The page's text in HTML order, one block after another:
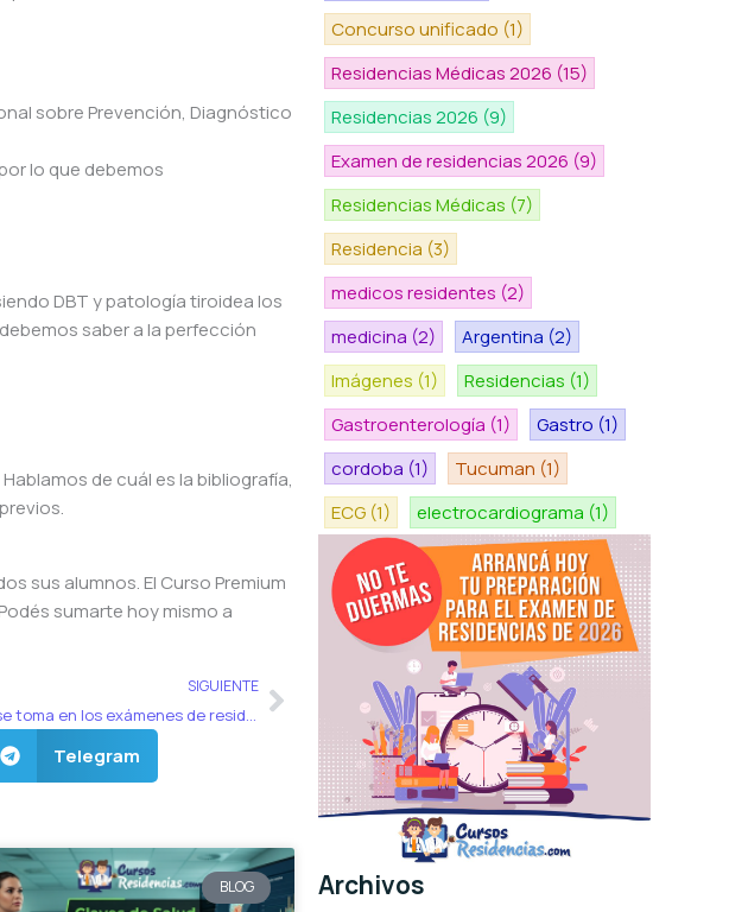
sobre Prevención, Diagnóstico
lo que debemos
DBT y patología tiroidea los
saber a la perfección
de cuál es la bibliografía,
sus alumnos. El Curso Premium
sumarte hoy mismo a
SIGUIENTE
Coqueluche, la patología que se toma en los exámenes de residencias de todo el país
Siguiente
Telegram
BLOG
Concurso unificado (1)
Residencias Médicas 2026 (15)
Residencias 2026 (9)
Examen de residencias 2026 (9)
Residencias Médicas (7)
Residencia (3)
medicos residentes (2)
medicina (2) Argentina (2)
Imágenes (1) Residencias (1)
Gastroenterología (1) Gastro (1)
cordoba (1) Tucuman (1)
ECG (1) electrocardiograma (1)
Archivos